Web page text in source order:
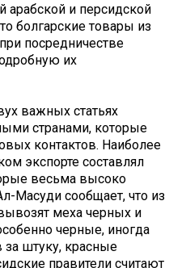
арабской и персидской
болгарские товары из
посредничестве
их
важных статьях
странами, которые
контактов. Наиболее
экспорте составлял
весьма высоко
Масуди сообщает, что из
меха черных и
черные, иногда
за штуку, красные
правители считают